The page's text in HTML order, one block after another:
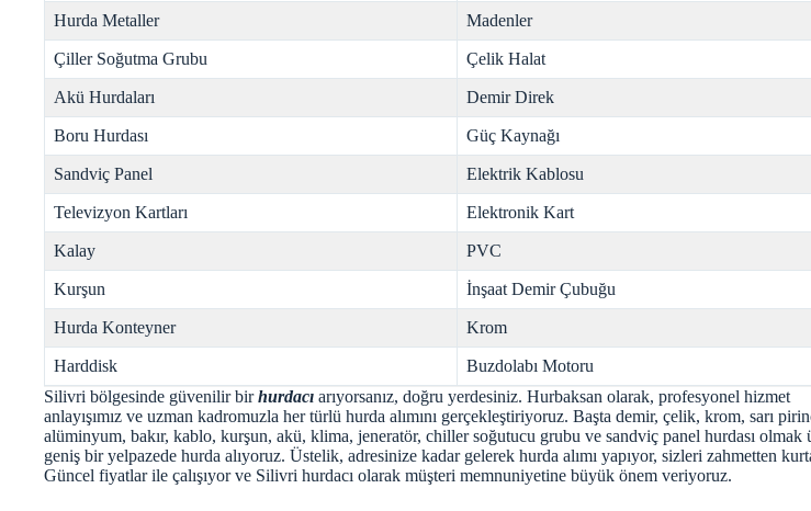
Hurda Metaller Madenler
Çiller Soğutma Grubu Çelik Halat
Akü Hurdaları Demir Direk
Boru Hurdası Güç Kaynağı
Sandviç Panel Elektrik Kablosu
Televizyon Kartları Elektronik Kart
Kalay PVC
Kurşun İnşaat Demir Çubuğu
Hurda Konteyner Krom
Harddisk
Buzdolabı Motoru
Silivri bölgesinde güvenilir birhurdacı arıyorsanız, doğru yerdesiniz. Hurbaksan olarak, profesyonel hizmet
anlayışımız ve uzman kadromuzla her türlü hurda alımını gerçekleştiriyoruz. Başta demir, çelik, krom, sarı
alüminyum, bakır, kablo, kurşun, akü, klima, jeneratör, chiller soğutucu grubu ve sandviç panel hurdası olmak
geniş bir yelpazede hurda alıyoruz. Üstelik, adresinize kadar gelerek hurda alımı yapıyor, sizleri zahmetten
Güncel fiyatlar ile çalışıyor ve Silivri hurdacı olarak müşteri memnuniyetine büyük önem veriyoruz.